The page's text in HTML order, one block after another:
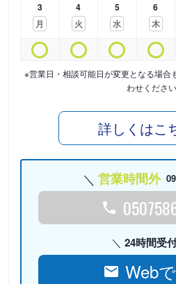
3
月
4
火
5
水
6
木
※営業日・相談可能日が変更となる場合
わせください
詳しくはこ
営業時間外
24時間受
Web